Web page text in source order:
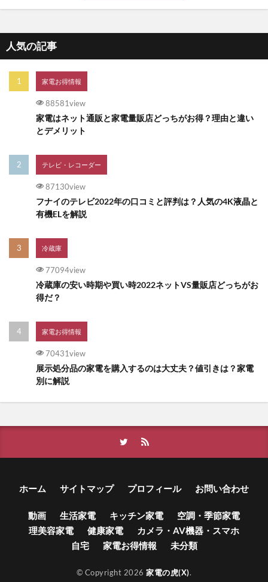
人気の記事
家電お得情報
88581view
家電はネット通販と家電量販店どっちがお得？理由と違い
とデメリット
テレビ・レコーダー
87130view
フナイのテレビ2022年の口コミと評判は？人気の4K液晶と
有機ELを解説
冷蔵庫
77094view
冷蔵庫の安い時期や買い時2022ネットVS量販店どっちがお
得だ？
家電お得情報
70431view
展示処分品の家電を購入するのは大丈夫？値引きは？家電
別に解説
ホーム サイトマップ プロフィール お問い合わせ
動画 生活家電 キッチン家電
空調・季節家電
理美容家電
健康家電
カメラ・AV機器・スマホ
自宅
家電お得情報 未分類
© Copyright 2026家電の虎(X).